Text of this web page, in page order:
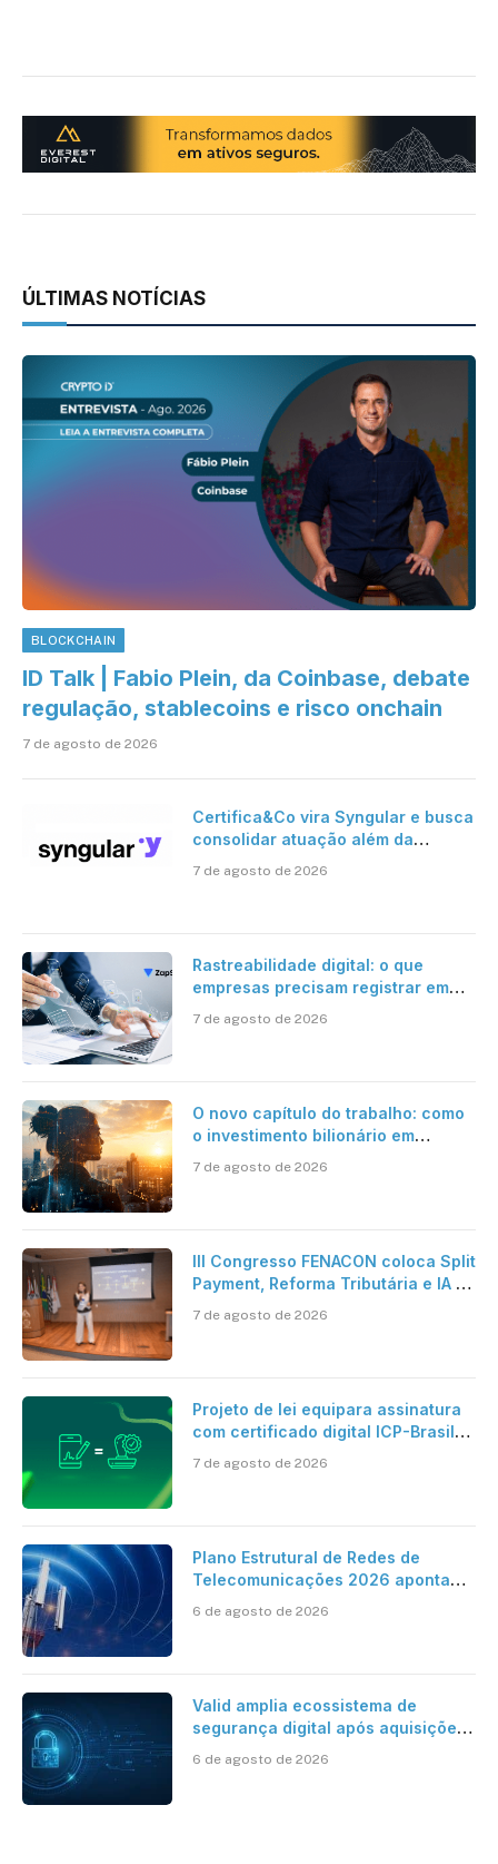
ÚLTIMAS NOTÍCIAS
BLOCKCHAIN
ID Talk | Fabio Plein, da Coinbase, debate
regulação, stablecoins e risco onchain
7 de agosto de 2026
Certifica&Co vira Syngular e busca
consolidar atuação além da
7 de agosto de 2026
Rastreabilidade digital: o que
empresas precisam registrar em
7 de agosto de 2026
O novo capítulo do trabalho: como
o investimento bilionário em
verdadeira era da inteligência
7 de agosto de 2026
III Congresso FENACON coloca Split
Payment, Reforma Tributária e IA no
7 de agosto de 2026
Projeto de lei equipara assinatura
com certificado digital ICP-Brasil
cartório
7 de agosto de 2026
Plano Estrutural de Redes de
Telecomunicações 2026 aponta
mantém desafio
6 de agosto de 2026
Valid amplia ecossistema de
segurança digital após aquisições
6 de agosto de 2026